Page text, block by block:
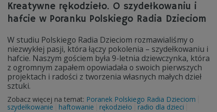
Kreatywne rękodzieło. O szydełkowaniu i
hafcie w Poranku Polskiego Radia Dzieciom
W studiu Polskiego Radia Dzieciom rozmawialiśmy o
niezwykłej pasji, która łączy pokolenia – szydełkowaniu i
hafcie. Naszym gościem była 9-letnia dziewczynka, która
z ogromnym zapałem opowiadała o swoich pierwszych
projektach i radości z tworzenia własnych małych dzieł
sztuki.
Zobacz więcej na temat: Poranek Polskiego Radia Dzieciom
szydełkowanie
haftowanie rękodzieło radio dla dzieci